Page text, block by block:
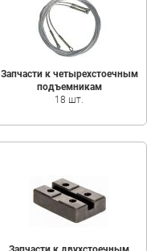
Запчасти к четырехстоечным
подъемникам
18 шт.